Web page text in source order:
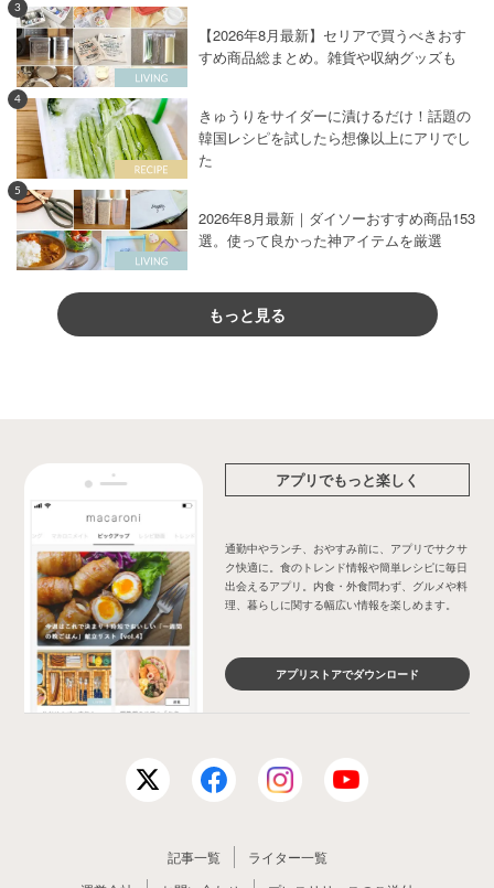
3
【2026年8月最新】セリアで買うべきおす
すめ商品総まとめ。雑貨や収納グッズも
4
きゅうりをサイダーに漬けるだけ！話題の
韓国レシピを試したら想像以上にアリでし
た
5
2026年8月最新｜ダイソーおすすめ商品153
選。使って良かった神アイテムを厳選
もっと見る
アプリでもっと楽しく
通勤中やランチ、おやすみ前に、アプリでサクサ
ク快適に。食のトレンド情報や簡単レシピに毎日
出会えるアプリ。内食・外食問わず、グルメや料
理、暮らしに関する幅広い情報を楽しめます。
アプリストアでダウンロード
記事一覧
ライター一覧